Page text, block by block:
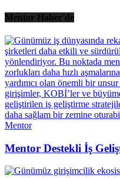
Mentor Haber'de
Mentor
Mentor Destekli İş